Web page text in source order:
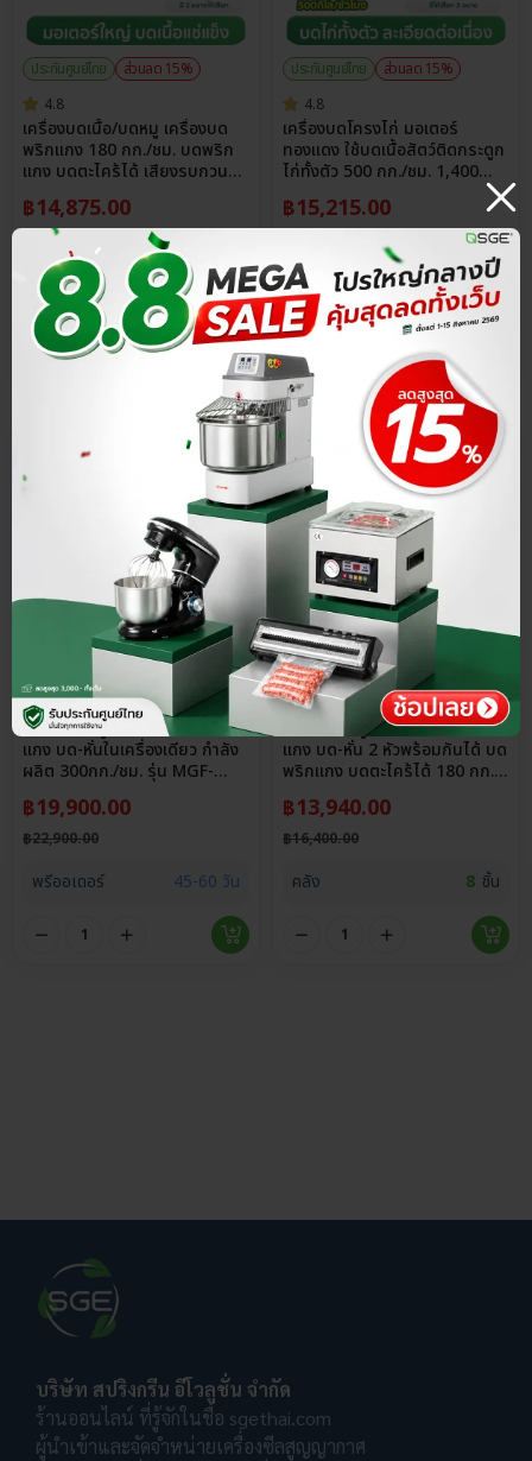
ประกันศูนย์ไทย
ส่วนลด 15%
4.8
เครื่องบดเนื้อ/บดหมู เครื่องบด
พริกแกง 180 กก./ชม. บดพริก
แกง บดตะไคร้ได้ เสียงรบกวน
฿14,875.00
17,500.00
Select Size
ประกันศูนย์ไทย
ส่วนลด 15%
4.8
เครื่องบดโครงไก่ มอเตอร์
ทองแดง ใช้บดเนื้อสัตว์ติดกระดูก
ไก่ทั้งตัว 500 กก./ชม. 1,400
฿15,215.00
Select Size
ส่วนลด 13%
4.8
เครื่องบดหมู/เนื้อ เครื่องบดพริก
แกง บด-หั่นในเครื่องเดียว กำลัง
ผลิต 300กก./ชม. รุ่น MGF-
฿19,900.00
฿22,900.00
พรีออเดอร์ 45-60 วัน
ประกันศูนย์ไทย
ส่วนลด 15%
4.8
เครื่องบดหมู/เนื้อ เครื่องบดพริก
แกง บด-หั่น 2 หัวพร้อมกันได้ บด
พริกแกง บดตะไคร้ได้ 180 กก./
฿13,940.00
฿16,400.00
คลัง 8 ชิ้น
บริษัท สปริงกรีน อีโวลูชั่น จำกัด
ร้านออนไลน์ ที่รู้จักในชื่อ sgethai.com
ผู้นำเข้าและจัดจำหน่ายเครื่องซีลสูญญากาศ